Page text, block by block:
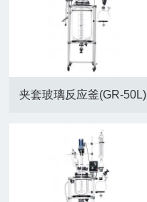
夹套玻璃反应釜(GR-50L)